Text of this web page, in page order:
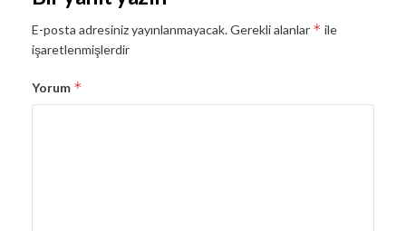
E-posta adresiniz yayınlanmayacak.Gerekli alanlar * ile
işaretlenmişlerdir
Yorum *